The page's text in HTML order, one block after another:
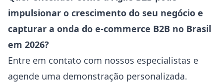
impulsionar o crescimento do seu negócio e
capturar a onda do e-commerce B2B no Brasil
em 2026?
Entre em contato com nossos especialistas e
agende uma demonstração personalizada.